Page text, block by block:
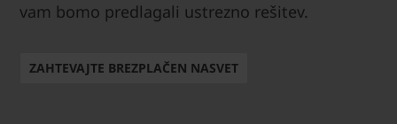
vam bomo predlagali ustrezno rešitev.
ZAHTEVAJTE BREZPLAČEN NASVET